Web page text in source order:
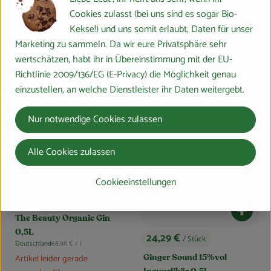
, Preis:
The Beauty Organic Gin
0,5L
, Herkunft:
Deutschland, Referenzpreis:
68,98 € / l
Artikel leider gerade
, Preis:
24,29 €/ Stück
Ginger Sound 15%vol
Cookies zulasst (bei uns sind es sogar Bio-
Kekse!) und uns somit erlaubt, Daten für unser
Marketing zu sammeln. Da wir eure Privatsphäre sehr
wertschätzen, habt ihr in Übereinstimmung mit der EU-
Richtlinie 2009/136/EG (E-Privacy) die Möglichkeit genau
einzustellen, an welche Dienstleister ihr Daten weitergebt.
Cookieeinstellungen
Nur notwendige Cookies zulassen
Alle Cookies zulassen